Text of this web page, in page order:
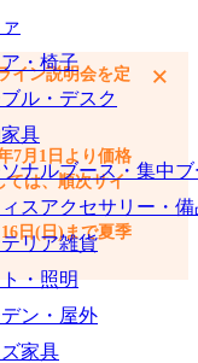
・椅子
ル・デスク
具
ナルブース・集中
スアクセサリー・備
リア雑貨
・照明
ン・屋外
家具
加できます
イン説明会を定
7月1日より価格
ては、順次サイ
日(日)まで夏季
×